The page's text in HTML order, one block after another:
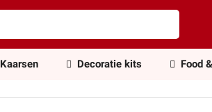
Kaarsen Decoratie kits Food